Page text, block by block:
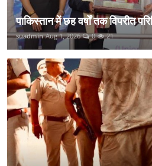
पाकिस्तान में छह वर्षों तक विपरीत
suadmin Aug 1, 2026 0 21